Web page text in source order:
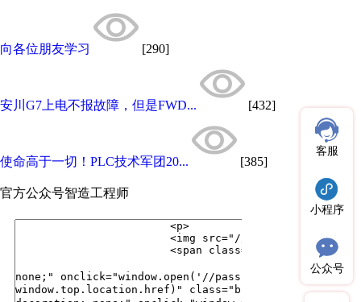
向各位朋友学习 [290]
安川G7上电不报故障，但是FWD... [432]
使命高于一切！PLC技术军团20... [385]
官方公众号智造工程师
客服
小程序
公众号